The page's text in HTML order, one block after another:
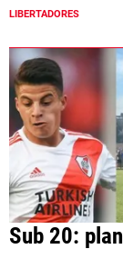
LIBERTADORES
Sub 20: